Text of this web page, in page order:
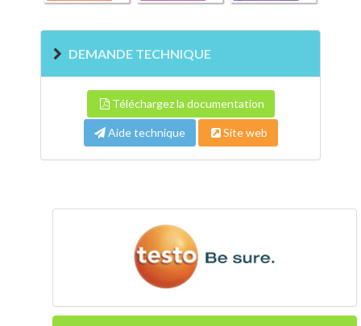
DEMANDE TECHNIQUE
Téléchargez la documentation
Aide technique Site web